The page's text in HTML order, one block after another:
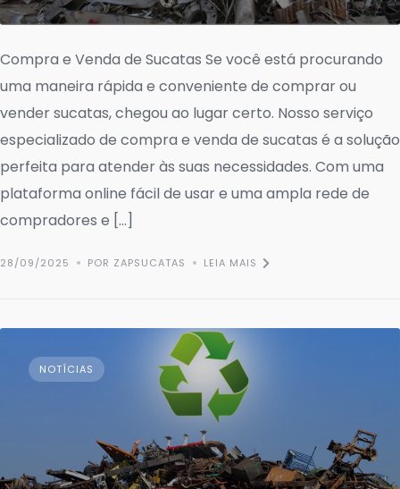
Compra e Venda de Sucatas Se você está procurando
uma maneira rápida e conveniente de comprar ou
vender sucatas, chegou ao lugar certo. Nosso serviço
especializado de compra e venda de sucatas é a solução
perfeita para atender às suas necessidades. Com uma
plataforma online fácil de usar e uma ampla rede de
compradores e […]
28/09/2025 POR ZAPSUCATAS LEIA MAIS
NOTÍCIAS